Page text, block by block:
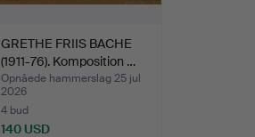
GRETHE FRIIS BACHE
(1911-76). Komposition …
Opnåede hammerslag 25 jul
2026
4 bud
140 USD